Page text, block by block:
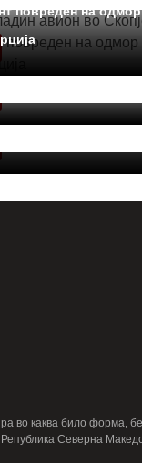
повреден на одмор
смее да биде само
– мирот се гради со